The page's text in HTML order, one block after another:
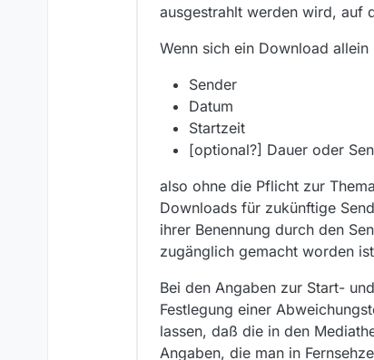
ausgestrahlt werden wird, auf
Wenn sich ein Download
Sender
Datum
Startzeit
[optional?] Dauer oder
also ohne die Pflicht zur
Downloads für zukünftige
ihrer Benennung durch den
zugänglich gemacht worden
Bei den Angaben zur Start-
Festlegung einer
lassen, daß die in den
Angaben, die man in